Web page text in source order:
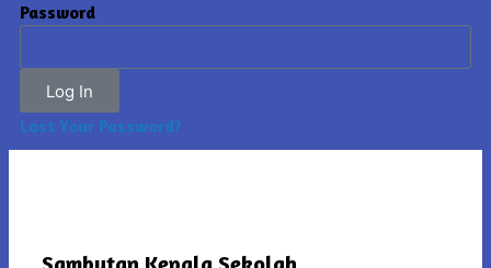
Password
Log In
Lost Your Password?